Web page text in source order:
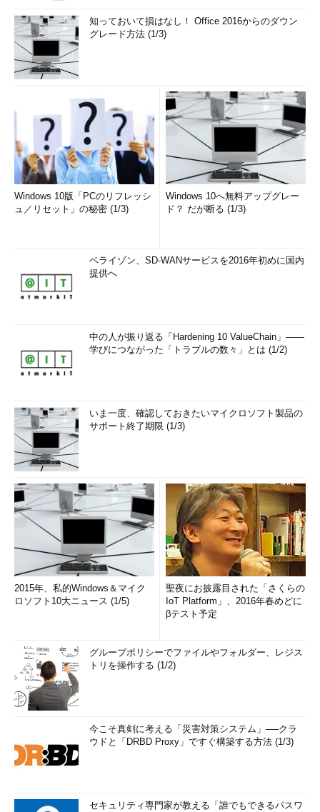
知っておいて損はなし！ Office 2016からのダウン
グレード方法 (1/3)
Windows 10版「PCのリフレッシ
ュ／リセット」の秘密 (1/3)
Windows 10へ無料アップグレー
ド？ だが断る (1/3)
ベライゾン、SD-WANサービスを2016年初めに国内
提供へ
中の人が振り返る「Hardening 10 ValueChain」――
学びにつながった「トラブルの数々」とは (1/2)
いま一度、確認しておきたいマイクロソフト製品の
サポート終了期限 (1/3)
2015年、私的Windows＆マイク
ロソフト10大ニュース (1/5)
聖夜にお披露目された「さくらの
IoT Platform」、2016年春めどに
βテスト予定
グループポリシーでファイルやフォルダー、レジス
トリを操作する (1/2)
今こそ真剣に考える「災害対策システム」──クラ
ウドと「DRBD Proxy」ですぐ構築する方法 (1/3)
セキュリティ専門家が教える「誰でもできるパスワ